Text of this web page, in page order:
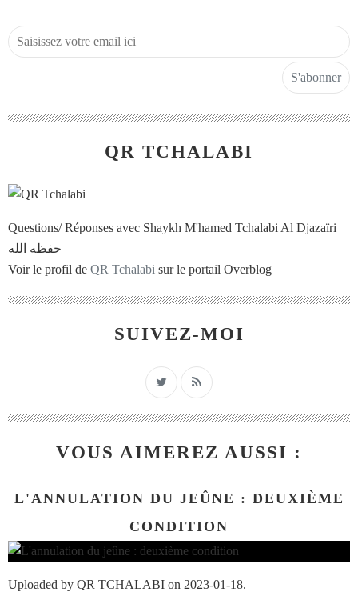
QR TCHALABI
Questions/ Réponses avec Shaykh M'hamed Tchalabi Al Djazaïri
حفظه الله
Voir le profil de QR Tchalabi sur le portail Overblog
SUIVEZ-MOI
VOUS AIMEREZ AUSSI :
L'ANNULATION DU JEÛNE : DEUXIÈME
CONDITION
Uploaded by QR TCHALABI on 2023-01-18.